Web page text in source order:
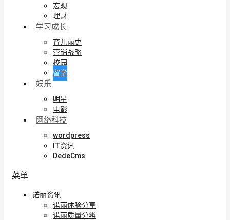
宏观
理财
学习成长
育儿丽史
营销战略
校园
留学
娱乐
明星
电影
网络科技
wordpress
IT资讯
DedeCms
菜单
诺丽资讯
诺丽体验分享
诺丽质量分辨